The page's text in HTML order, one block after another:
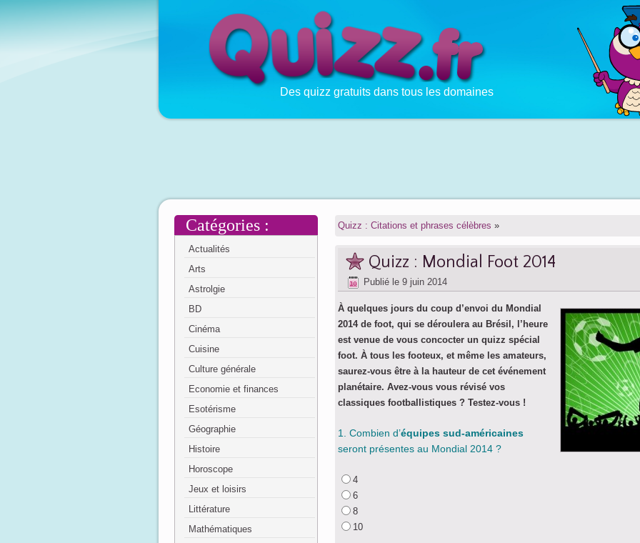
Des quizz gratuits dans tous les domaines
Catégories :
Actualités
Arts
Astrolgie
BD
Cinéma
Cuisine
Culture générale
Economie et finances
Esotérisme
Géographie
Histoire
Horoscope
Jeux et loisirs
Littérature
Mathématiques
Quizz : Citations et phrases célèbres »
Quizz : Mondial Foot 2014
Publié le 9 juin 2014
À quelques jours du coup d’envoi du Mondial
2014 de foot, qui se déroulera au Brésil, l’heure
est venue de vous concocter un quizz spécial
foot. À tous les footeux, et même les amateurs,
saurez-vous être à la hauteur de cet événement
planétaire. Avez-vous vous révisé vos
classiques footballistiques ? Testez-vous !
1. Combien d’équipes sud-américaines
seront présentes au Mondial 2014 ?
4
6
8
10